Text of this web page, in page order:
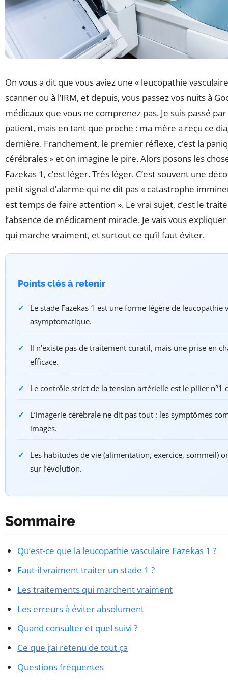
On vous a dit que vous aviez une « leucopathie
scanner ou à l’IRM, et depuis, vous passez vos nuits à
médicaux que vous ne comprenez pas. Je suis passé
patient, mais en tant que proche : ma mère a reçu ce
dernière. Franchement, le premier réflexe, c’est la
cérébrales » et on imagine le pire. Alors posons les
Fazekas 1, c’est léger. Très léger. C’est souvent une
petit signal d’alarme qui ne dit pas « catastrophe
est temps de faire attention ». Le vrai sujet, c’est le
l’absence de médicament miracle. Je vais vous expliquer
qui marche vraiment, et surtout ce qu’il faut éviter.
Points clés à retenir
Le stade Fazekas 1 est une forme légère de leucopathie
asymptomatique.
Il n’existe pas de traitement curatif, mais une prise en
efficace.
Le contrôle strict de la tension artérielle est le pilier n°1
L’imagerie cérébrale ne dit pas tout : les symptômes
images.
Les habitudes de vie (alimentation, exercice, sommeil)
sur l’évolution.
Sommaire
Qu’est-ce que la leucopathie vasculaire Fazekas 1 ?
Faut-il vraiment traiter un stade 1 ?
Les traitements qui marchent vraiment
Les erreurs à éviter absolument
Quand consulter et quel suivi ?
Ce que j’ai retenu de tout ça
Questions fréquentes